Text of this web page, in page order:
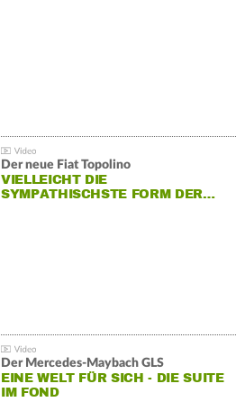
Der neue Fiat Topolino
VIELLEICHT DIE
SYMPATHISCHSTE FORM DER…
Der Mercedes‑Maybach GLS
EINE WELT FÜR SICH - DIE SUITE
IM FOND